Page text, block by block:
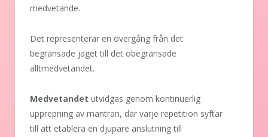
medvetande.
Det representerar en övergång från det
begränsade jaget till det obegränsade
alltmedvetandet.
Medvetandet utvidgas genom kontinuerlig
upprepning av mantran, där varje repetition syftar
till att etablera en djupare anslutning till